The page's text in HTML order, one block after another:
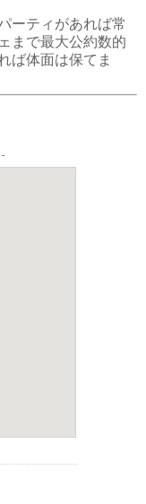
ーティがあれば常
まで最大公約数的
ば体面は保てま